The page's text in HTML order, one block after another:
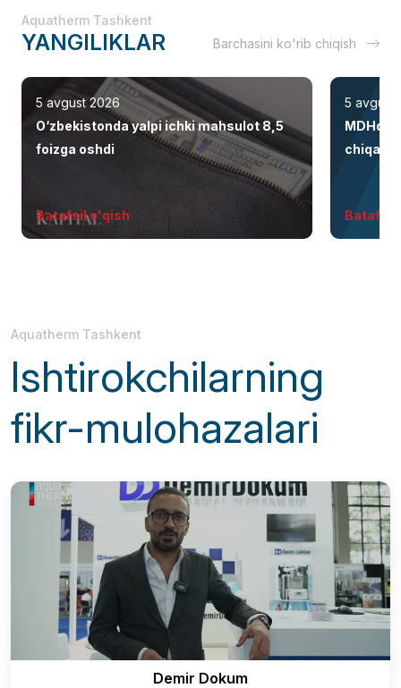
Aquatherm Tashkent
YANGILIKLAR Barchasini ko'rib chiqish
5 avgust 2026
O‘zbekistonda yalpi ichki mahsulot 8,5
foizga oshdi
Batafsil o'qish
5 avgust
Batafsil
Aquatherm Tashkent
Ishtirokchilarning
fikr-mulohazalari
Demir Dokum